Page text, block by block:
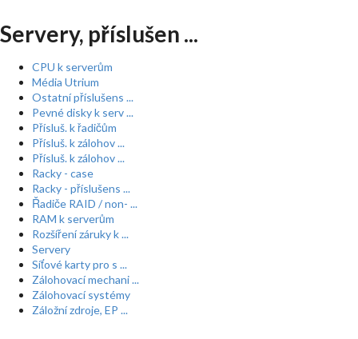
Servery, příslušen ...
CPU k serverům
Média Utrium
Ostatní příslušens ...
Pevné disky k serv ...
Přísluš. k řadičům
Přísluš. k zálohov ...
Přísluš. k zálohov ...
Racky - case
Racky - příslušens ...
Řadiče RAID / non- ...
RAM k serverům
Rozšíření záruky k ...
Servery
Síťové karty pro s ...
Zálohovací mechani ...
Zálohovací systémy
Záložní zdroje, EP ...